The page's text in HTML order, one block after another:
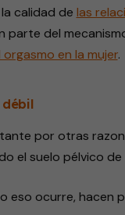
calidad de las
parte del
en la mujer.
débil
por otras
el suelo pélvico de
ocurre, hacen